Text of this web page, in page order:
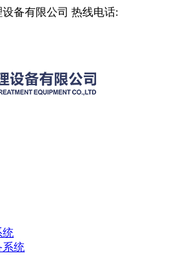
备有限公司 热线电话:
统
系统